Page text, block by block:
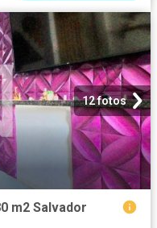
12 fotos
m2 Salvador